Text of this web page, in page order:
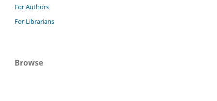
For Authors
For Librarians
Browse